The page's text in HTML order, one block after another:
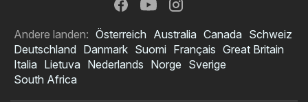
Andere landen: Österreich Australia Canada Schweiz
Deutschland Danmark Suomi Français Great Britain
Italia Lietuva Nederlands Norge Sverige
South Africa